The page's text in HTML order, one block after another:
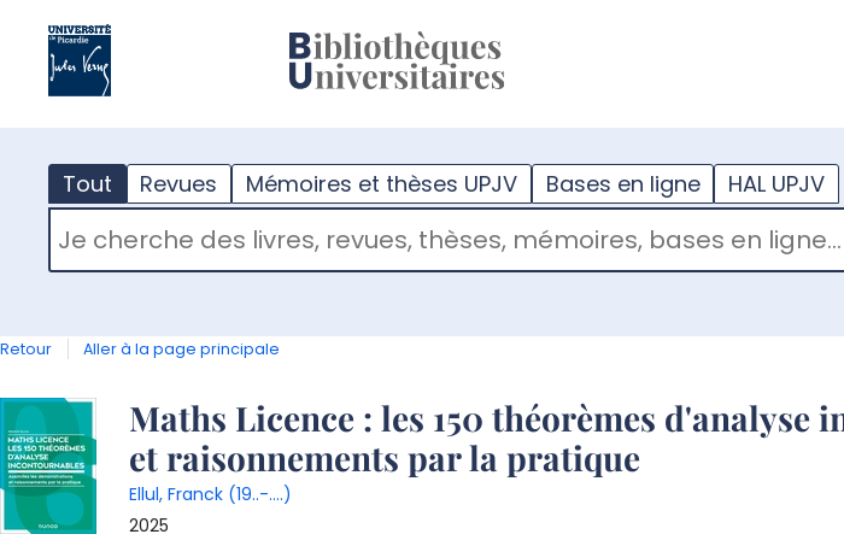
Tout Revues Mémoires et thèses UPJV Bases en ligne HAL UPJV
RECHERCHER DANS "TOUT"
Retour Aller à la page principale
Détail
document
Maths Licence : les 150 théorèmes
et raisonnements par la pratique
Ellul, Franck (19..-....)
2025